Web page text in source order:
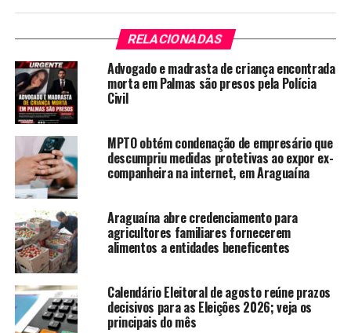
RELACIONADAS
Advogado e madrasta de criança encontrada
morta em Palmas são presos pela Polícia
Civil
MPTO obtém condenação de empresário que
descumpriu medidas protetivas ao expor ex-
companheira na internet, em Araguaína
Araguaína abre credenciamento para
agricultores familiares fornecerem
alimentos a entidades beneficentes
Calendário Eleitoral de agosto reúne prazos
decisivos para as Eleições 2026; veja os
principais do mês